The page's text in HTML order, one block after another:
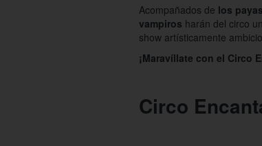
Acompañados de los
vampiros harán del circo
show artísticamente
¡Maravíllate con el Circo
Circo